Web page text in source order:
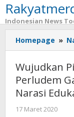
Lewati
ke
konten
Indonesian News
Homepage »
Wujudkan
Perludem
Narasi
17 Maret 2020